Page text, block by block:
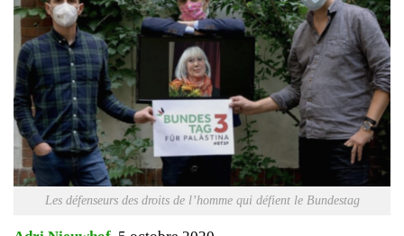
Les défenseurs des droits de l’homme qui défient le Bundestag